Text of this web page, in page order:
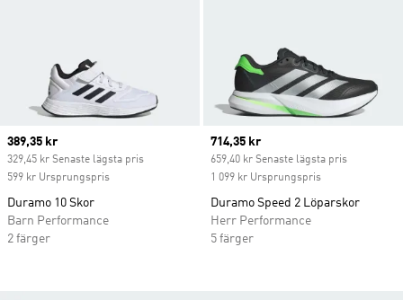
Current price
389,35 kr
329,45 kr Senaste lägsta pris
599 kr Ursprungspris
Duramo 10 Skor
Barn Performance
2 färger
Current price
714,35 kr
659,40 kr Senaste lägsta pris
1 099 kr Ursprungspris
Duramo Speed 2 Löparskor
Herr Performance
5 färger